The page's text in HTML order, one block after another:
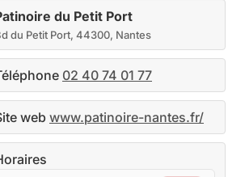
du Petit Port
du Petit Port, 44300, Nantes
02 40 74 01 77
web www.patinoire-nantes.fr/